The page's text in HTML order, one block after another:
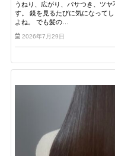
うねり、広がり、パサつき、ツ
す。 鏡を見るたびに気になって
よね。 でも髪の…
2026年7月29日